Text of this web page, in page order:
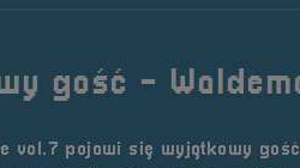
gość -
vol.7 pojawi się wyjątkowy gość